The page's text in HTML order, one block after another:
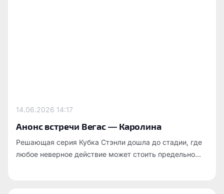
14.06.2026 14:17
Анонс встречи Вегас — Каролина
Решающая серия Кубка Стэнли дошла до стадии, где
любое неверное действие может стоить предельно...